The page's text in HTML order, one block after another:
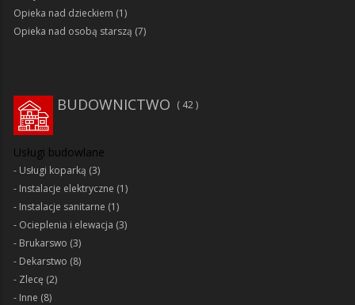
Opieka nad dzieckiem (1)
Opieka nad osobą starszą (7)
BUDOWNICTWO 42
Usługi budowlane
Usługi koparką (3)
Instalacje elektryczne (1)
Instalacje sanitarne (1)
Ocieplenia i elewacja (3)
Brukarswo (3)
Dekarstwo (8)
Zlecę (2)
Inne (8)